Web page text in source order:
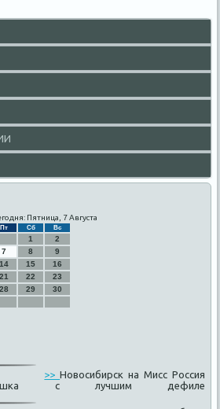
Пятница, 7 Августа
Пт Сб Вс
1
2
7 8
9
14 15
16
21 22
23
28 29
30
>>Новосибирск на Мисс Россия
с лучшим дефиле